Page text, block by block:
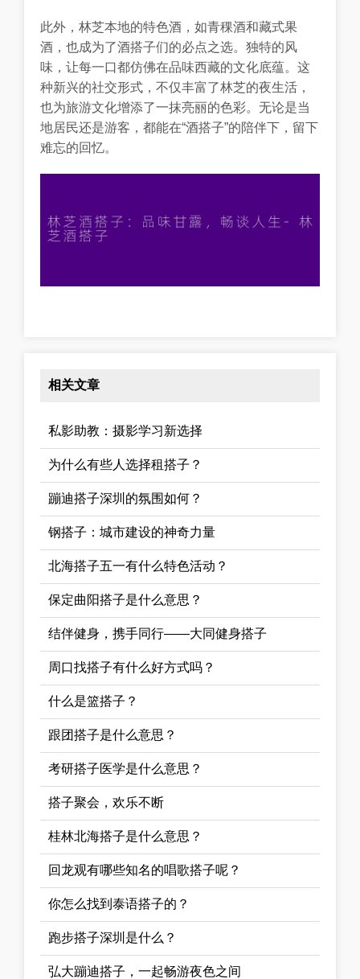
此外，林芝本地的特色酒，如青稞酒和藏式果
酒，也成为了酒搭子们的必点之选。独特的风
味，让每一口都仿佛在品味西藏的文化底蕴。这
种新兴的社交形式，不仅丰富了林芝的夜生活，
也为旅游文化增添了一抹亮丽的色彩。无论是当
地居民还是游客，都能在“酒搭子”的陪伴下，留下
难忘的回忆。
相关文章
私影助教：摄影学习新选择
为什么有些人选择租搭子？
蹦迪搭子深圳的氛围如何？
钢搭子：城市建设的神奇力量
北海搭子五一有什么特色活动？
保定曲阳搭子是什么意思？
结伴健身，携手同行——大同健身搭子
周口找搭子有什么好方式吗？
什么是篮搭子？
跟团搭子是什么意思？
考研搭子医学是什么意思？
搭子聚会，欢乐不断
桂林北海搭子是什么意思？
回龙观有哪些知名的唱歌搭子呢？
你怎么找到泰语搭子的？
跑步搭子深圳是什么？
弘大蹦迪搭子，一起畅游夜色之间